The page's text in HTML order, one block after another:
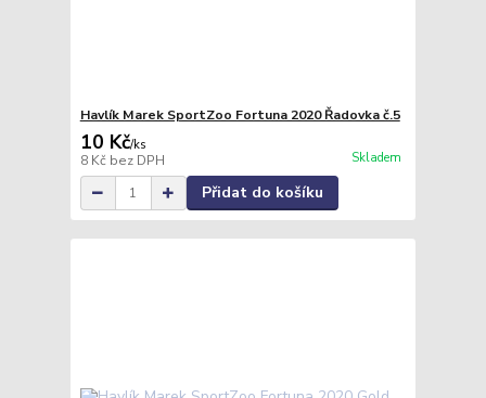
Havlík Marek SportZoo Fortuna 2020 Řadovka č.5
10 Kč/ks
8 Kč bez DPH Skladem
Přidat do košíku